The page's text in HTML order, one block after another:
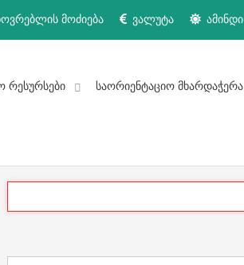
მოძიება ვალუტა ამინდი
რესურსები საორიენტაციო მხარდაჭერა